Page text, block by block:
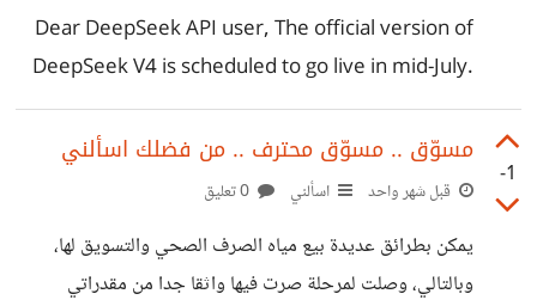
Dear DeepSeek API user, The official version of
DeepSeek V4 is scheduled to go live in mid-July.
This update will bring more feature optimizations
and performance enhancements—stay tuned!
Meanwhile, to better allocate resources and
will be adjusted upon the release of the official
version, introducing a peak-valley pricing
-1
مسوّق .. مسوّق محترف .. من فضلك اسألني
قبل شهر واحد اسألني
يمكن بطرائق عديدة بيع مياه الصرف الصحي والتسويق لها،
وبالتالي، وصلت لمرحلة صرت فيها واثقا جدا من مقدراتي